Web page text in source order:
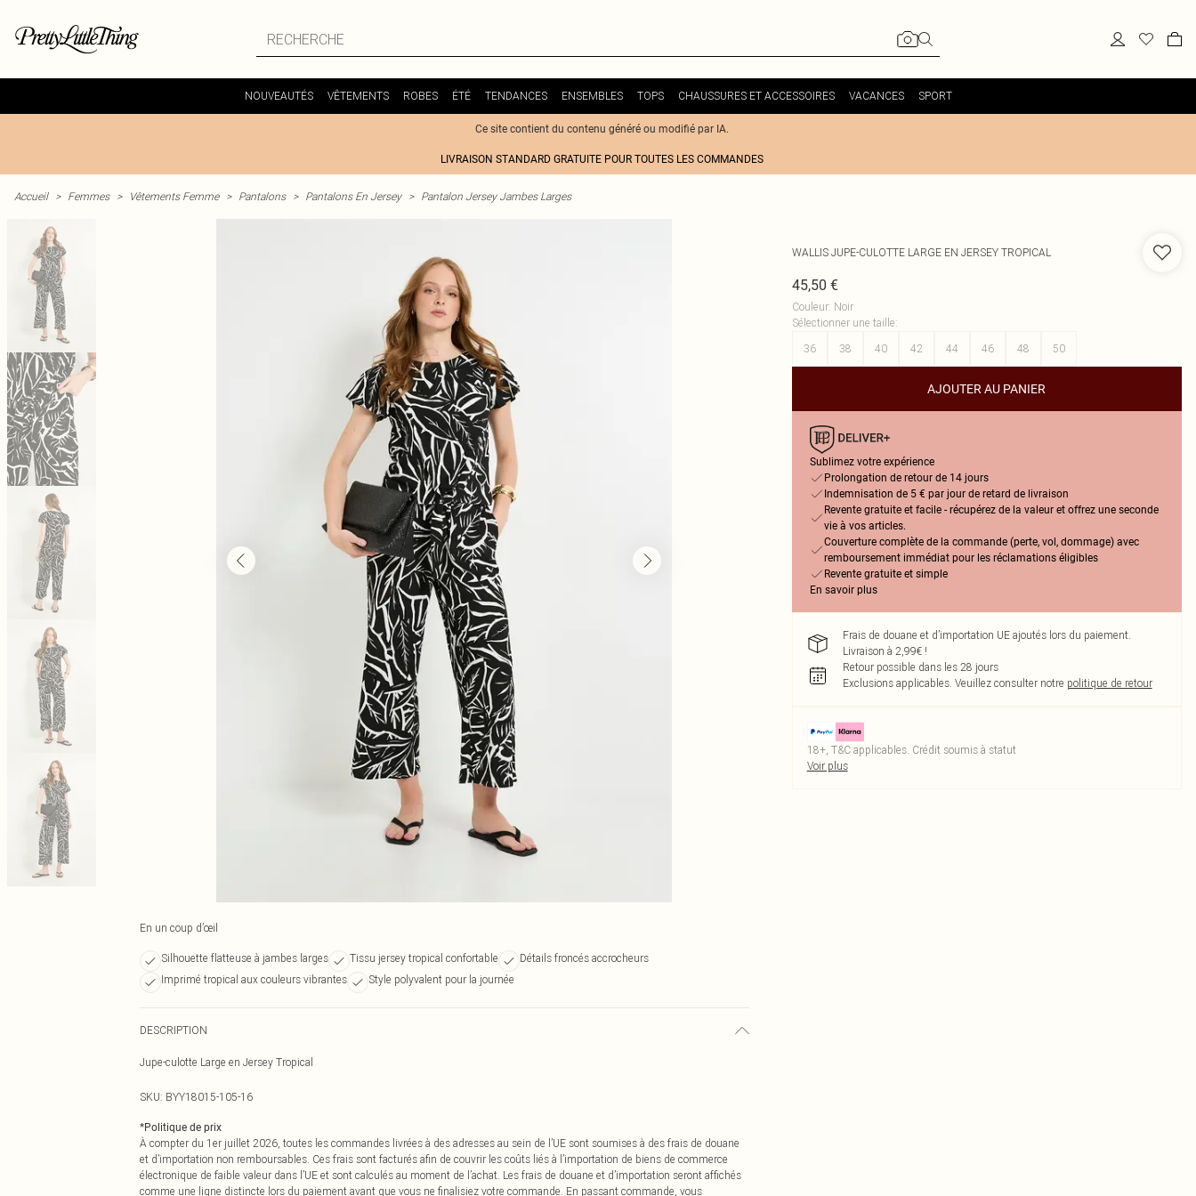
NOUVEAUTÉS VÊTEMENTS ROBES ÉTÉ TENDANCES ENSEMBLES TOPS CHAUSSURES ET ACCESSOIRES VACANCES SPORT
Ce site contient du contenu généré ou modifié par IA.
LIVRAISON STANDARD GRATUITE POUR TOUTES LES COMMANDES
Accueil > Femmes > Vêtements Femme > Pantalons > Pantalons En Jersey > Pantalon Jersey Jambes Larges
En un coup d’œil
Silhouette flatteuse à jambes larges Tissu jersey tropical confortable
Détails froncés accrocheurs
Imprimé tropical aux couleurs vibrantes
Style polyvalent pour la journée
DESCRIPTION
Jupe-culotte Large en Jersey Tropical
SKU: BYY18015-105-16
*Politique de prix
À compter du 1er juillet 2026, toutes les commandes livrées à des adresses au sein de l’UE sont soumises à des frais de douane
et d’importation non remboursables. Ces frais sont facturés afin de couvrir les coûts liés à l’importation de biens de commerce
électronique de faible valeur dans l’UE et sont calculés au moment de l’achat. Les frais de douane et d’importation seront affichés
comme une ligne distincte lors du paiement avant que vous ne finalisiez votre commande. En passant commande, vous
WALLIS JUPE-CULOTTE LARGE EN JERSEY TROPICAL
45,50 €
Couleur: Noir
Sélectionner une taille:
36
38 40 42 44 46 48 50
AJOUTER AU PANIER
Sublimez votre expérience
Prolongation de retour de 14 jours
Indemnisation de 5 € par jour de retard de livraison
Revente gratuite et facile - récupérez de la valeur et offrez une seconde
vie à vos articles.
Couverture complète de la commande (perte, vol, dommage) avec
remboursement immédiat pour les réclamations éligibles
Revente gratuite et simple
En savoir plus
Frais de douane et d’importation UE ajoutés lors du paiement.
Livraison à 2,99€ !
Retour possible dans les 28 jours
Exclusions applicables. Veuillez consulter notre politique de retour
18+, T&C applicables. Crédit soumis à statut
Voir plus